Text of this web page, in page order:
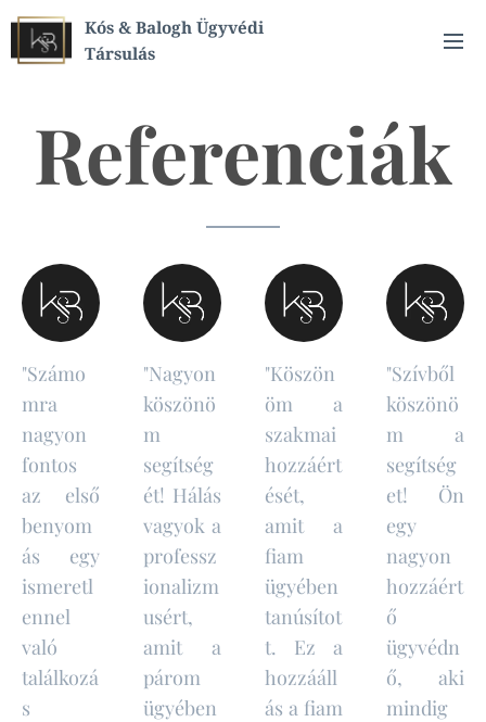
Kós & Balogh Ügyvédi
Társulás
Referenciák
"Számo
mra
nagyon
fontos
az első
benyom
ás egy
ismeretl
ennel
való
találkozá
s
"Nagyon
köszönö
m
segítség
ét! Hálás
vagyok a
professz
ionalizm
usért,
amit a
párom
ügyében
"Köszön
öm a
szakmai
hozzáért
ését,
amit a
fiam
ügyében
tanúsítot
t. Ez a
hozzááll
ás a fiam
"Szívből
köszönö
m a
segítség
et! Ön
egy
nagyon
hozzáért
ő
ügyvédn
ő, aki
mindig